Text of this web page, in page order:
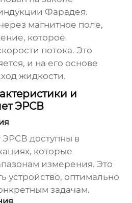
Фарадея.
магнитное поле,
которое
потока. Это
и на его основе
жидкости.
и
ЭРСВ
ЭРСВ доступны в
которые
измерения. Это
устройство, оптимально
задачам.